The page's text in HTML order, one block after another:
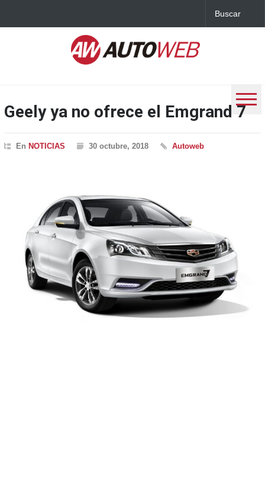
Geely ya no ofrece el Emgrand 7
En NOTICIAS 30 octubre, 2018 Autoweb